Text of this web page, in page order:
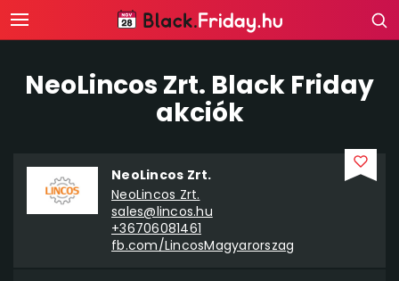
NeoLincos Zrt. Black Friday
akciók
NeoLincos Zrt.
NeoLincos Zrt.
sales@lincos.hu
+36706081461
fb.com/LincosMagyarorszag